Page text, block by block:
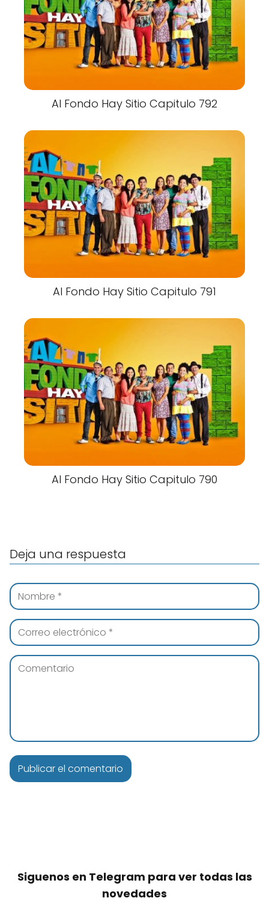
Al Fondo Hay Sitio Capitulo 792
Al Fondo Hay Sitio Capitulo 791
Al Fondo Hay Sitio Capitulo 790
Deja una respuesta
Siguenos en Telegram para ver todas las
novedades